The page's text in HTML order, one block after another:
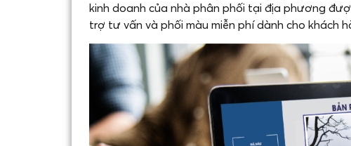
kinh doanh của nhà phân phối tại địa phương
trợ tư vấn và phối màu miễn phí dành cho khách